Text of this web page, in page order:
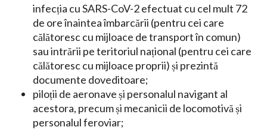
infecția cu SARS-CoV-2 efectuat cu cel mult 72
de ore înaintea îmbarcării (pentru cei care
călătoresc cu mijloace de transport în comun)
sau intrării pe teritoriul național (pentru cei care
călătoresc cu mijloace proprii) și prezintă
documente doveditoare;
piloții de aeronave și personalul navigant al
acestora, precum și mecanicii de locomotivă și
personalul feroviar;